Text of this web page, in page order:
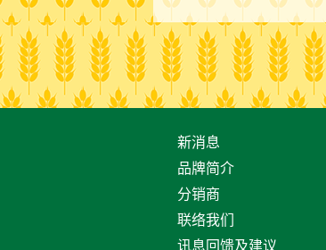
新消息
品牌简介
分销商
联络我们
讯息回馈及建议